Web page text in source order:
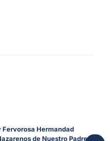
Hermandad
de Nuestro Padre